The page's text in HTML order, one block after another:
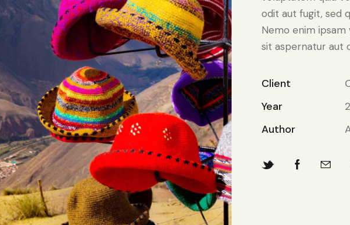
odit aut fugit, sed
Nemo enim
sit aspernatur aut
Client
Year
Author